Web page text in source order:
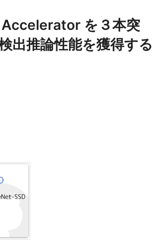
を３本突
出推論性能を獲得す